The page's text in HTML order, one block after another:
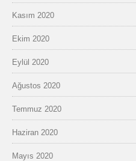
Kasım 2020
Ekim 2020
Eylül 2020
Ağustos 2020
Temmuz 2020
Haziran 2020
Mayıs 2020